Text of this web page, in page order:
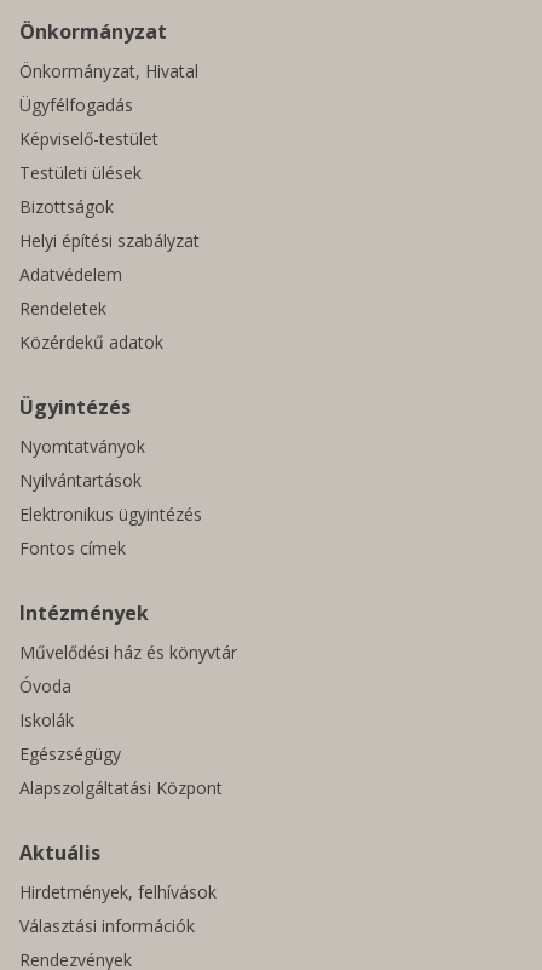
Önkormányzat
Önkormányzat, Hivatal
Ügyfélfogadás
Képviselő-testület
Testületi ülések
Bizottságok
Helyi építési szabályzat
Adatvédelem
Rendeletek
Közérdekű adatok
Ügyintézés
Nyomtatványok
Nyilvántartások
Elektronikus ügyintézés
Fontos címek
Intézmények
Művelődési ház és könyvtár
Óvoda
Iskolák
Egészségügy
Alapszolgáltatási Központ
Aktuális
Hirdetmények, felhívások
Választási információk
Rendezvények